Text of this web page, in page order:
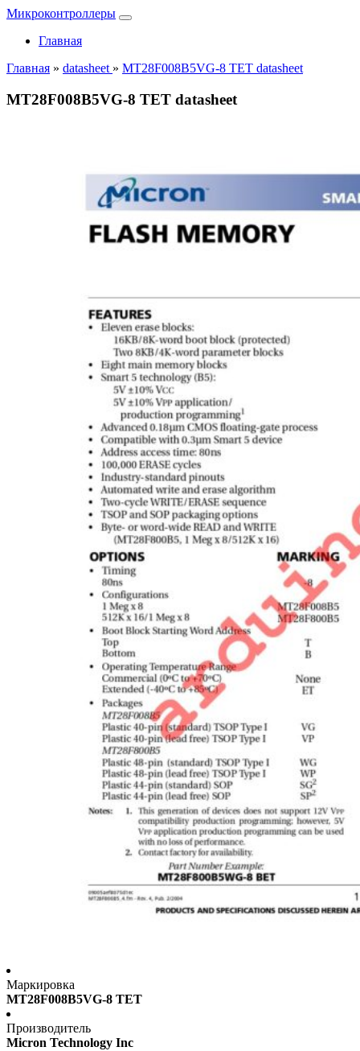
Микроконтроллеры
Главная
Главная » datasheet » MT28F008B5VG-8 TET datasheet
MT28F008B5VG-8 TET datasheet
Маркировка
MT28F008B5VG-8 TET
Производитель
Micron Technology Inc